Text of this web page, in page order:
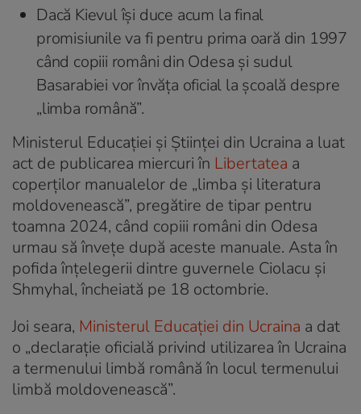
Dacă Kievul își duce acum la final
promisiunile va fi pentru prima oară din 1997
când copiii români din Odesa și sudul
Basarabiei vor învăța oficial la școală despre
„limba română”.
Ministerul Educației și Științei din Ucraina a luat
act de publicarea miercuri în Libertatea a
coperților manualelor de „limba și literatura
moldovenească”, pregătire de tipar pentru
toamna 2024, când copiii români din Odesa
urmau să învețe după aceste manuale. Asta în
pofida înțelegerii dintre guvernele Ciolacu și
Shmyhal, încheiată pe 18 octombrie.
Joi seara, Ministerul Educației din Ucraina a dat
o „declarație oficială privind utilizarea în Ucraina
a termenului limbă română în locul termenului
limbă moldovenească”.